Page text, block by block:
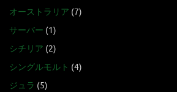
オーストラリア (7)
サーバー (1)
シチリア (2)
シングルモルト (4)
ジュラ (5)